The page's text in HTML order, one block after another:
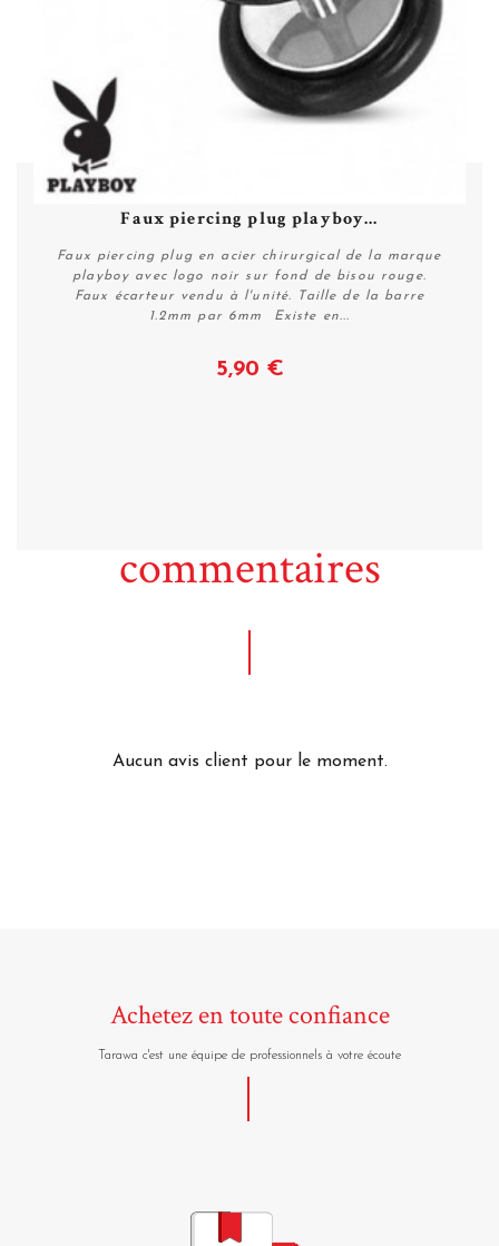
Faux piercing plug playboy...
Faux piercing plug en acier chirurgical de la marque
playboy avec logo noir sur fond de bisou rouge.
Faux écarteur vendu à l'unité. Taille de la barre
1.2mm par 6mm Existe en...
5,90 €
commentaires
Aucun avis client pour le moment.
Achetez en toute confiance
Tarawa c'est une équipe de professionnels à votre écoute